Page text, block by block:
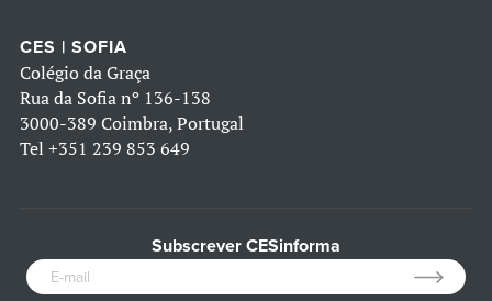
CES | SOFIA
Colégio da Graça
Rua da Sofia nº 136-138
3000-389 Coimbra, Portugal
Tel +351 239 853 649
Subscrever CESinforma